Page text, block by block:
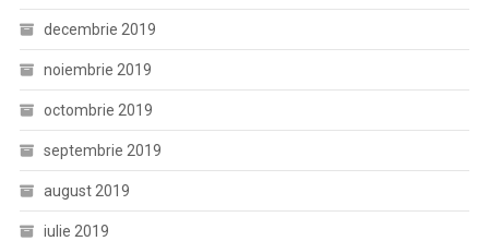
decembrie 2019
noiembrie 2019
octombrie 2019
septembrie 2019
august 2019
iulie 2019